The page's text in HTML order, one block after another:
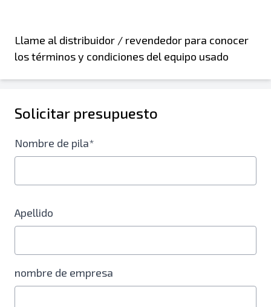
Llame al distribuidor / revendedor para conocer
los términos y condiciones del equipo usado
Solicitar presupuesto
Nombre de pila*
Apellido
nombre de empresa